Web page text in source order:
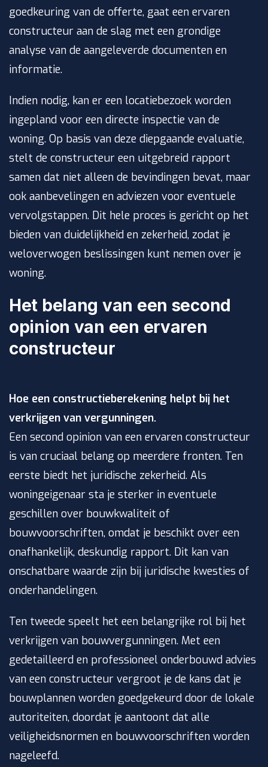
goedkeuring van de offerte, gaat een ervaren
constructeur aan de slag met een grondige
analyse van de aangeleverde documenten en
informatie.
Indien nodig, kan er een locatiebezoek worden
ingepland voor een directe inspectie van de
woning. Op basis van deze diepgaande evaluatie,
stelt de constructeur een uitgebreid rapport
samen dat niet alleen de bevindingen bevat, maar
ook aanbevelingen en adviezen voor eventuele
vervolgstappen. Dit hele proces is gericht op het
bieden van duidelijkheid en zekerheid, zodat je
weloverwogen beslissingen kunt nemen over je
woning.
Het belang van een second
opinion van een ervaren
constructeur
Hoe een constructieberekening helpt bij het
verkrijgen van vergunningen.
Een second opinion van een ervaren constructeur
is van cruciaal belang op meerdere fronten. Ten
eerste biedt het juridische zekerheid. Als
woningeigenaar sta je sterker in eventuele
geschillen over bouwkwaliteit of
bouwvoorschriften, omdat je beschikt over een
onafhankelijk, deskundig rapport. Dit kan van
onschatbare waarde zijn bij juridische kwesties of
onderhandelingen.
Ten tweede speelt het een belangrijke rol bij het
verkrijgen van bouwvergunningen. Met een
gedetailleerd en professioneel onderbouwd advies
van een constructeur vergroot je de kans dat je
bouwplannen worden goedgekeurd door de lokale
autoriteiten, doordat je aantoont dat alle
veiligheidsnormen en bouwvoorschriften worden
nageleefd.